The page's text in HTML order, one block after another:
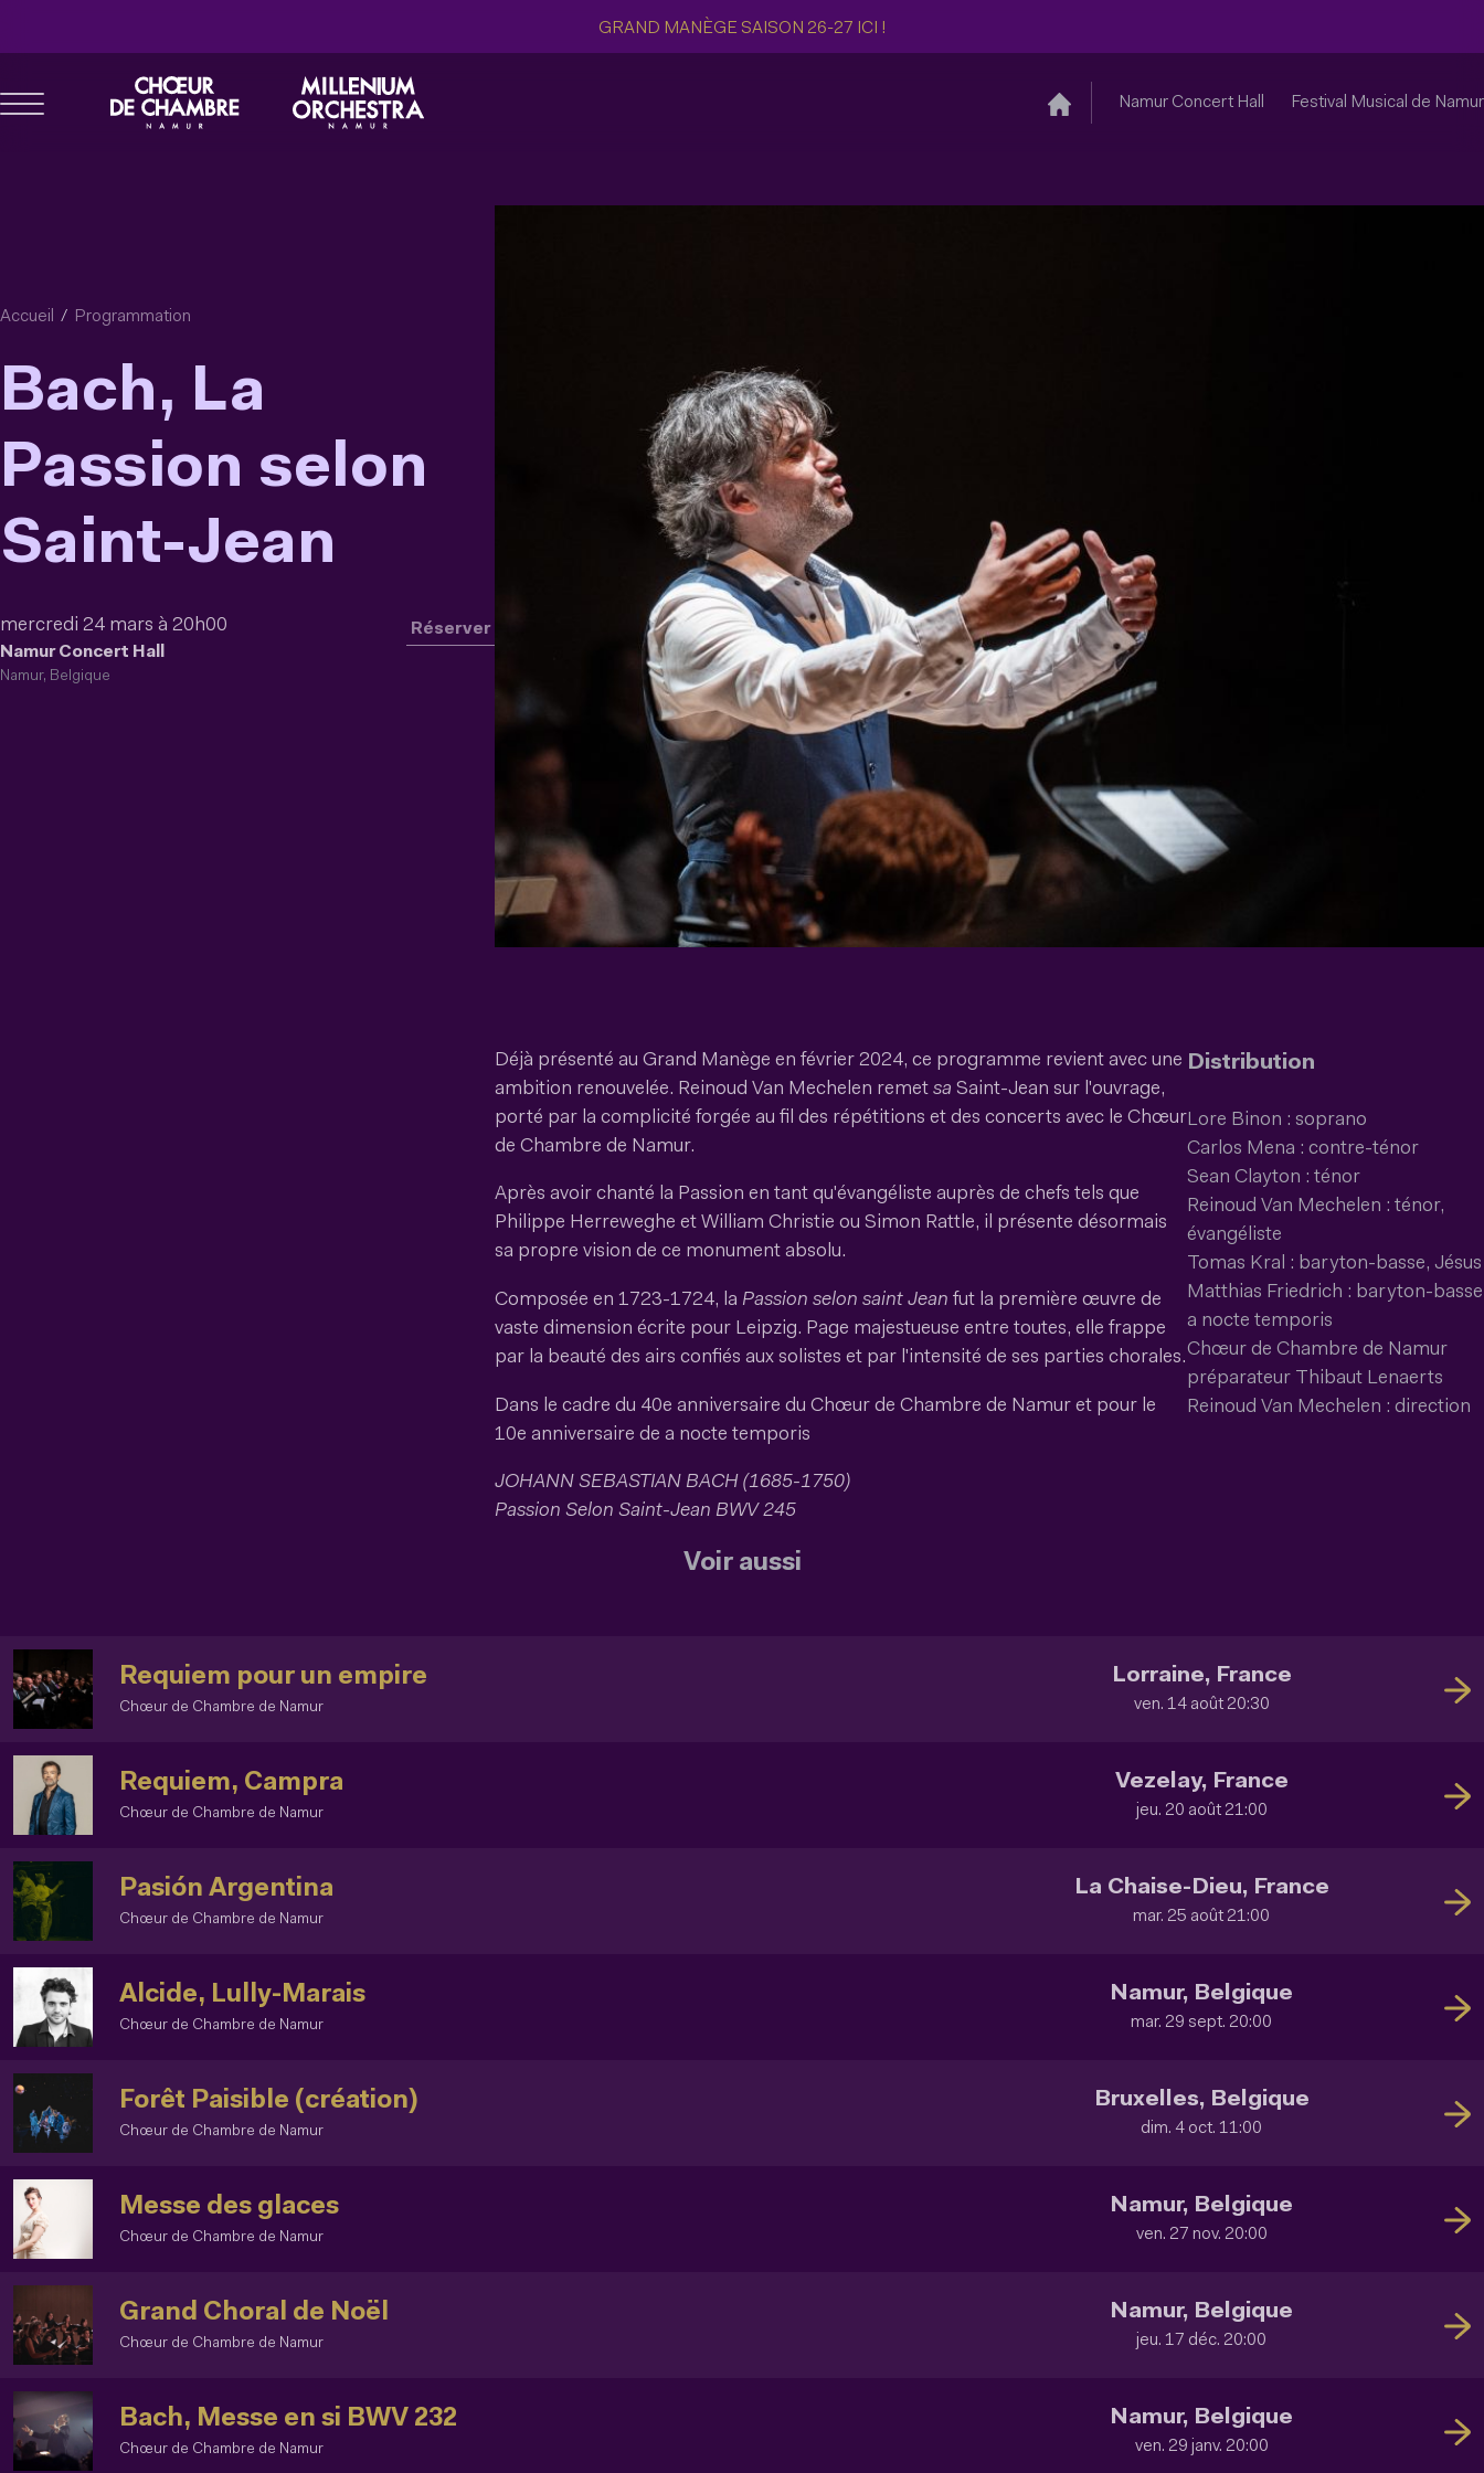
principal
GRAND MANÈGE SAISON 26-27 ICI !
Namur Concert Hall Festival Musical de Namur
Accueil Programmation
Bach, La
Passion selon
Saint-Jean
mercredi 24 mars à 20h00
Namur Concert Hall
Namur, Belgique
Réserver
Déjà présenté au Grand Manège en février 2024, ce programme revient avec une
ambition renouvelée. Reinoud Van Mechelen remet sa Saint-Jean sur l'ouvrage,
porté par la complicité forgée au fil des répétitions et des concerts avec le Chœur
de Chambre de Namur.
Après avoir chanté la Passion en tant qu'évangéliste auprès de chefs tels que
Philippe Herreweghe et William Christie ou Simon Rattle, il présente désormais
sa propre vision de ce monument absolu.
Composée en 1723-1724, la Passion selon saint Jean fut la première œuvre de
vaste dimension écrite pour Leipzig. Page majestueuse entre toutes, elle frappe
par la beauté des airs confiés aux solistes et par l'intensité de ses parties chorales.
Dans le cadre du 40e anniversaire du Chœur de Chambre de Namur et pour le
10e anniversaire de a nocte temporis
JOHANN SEBASTIAN BACH (1685-1750)
Passion Selon Saint-Jean BWV 245
Distribution
Lore Binon : soprano
Carlos Mena : contre-ténor
Sean Clayton : ténor
Reinoud Van Mechelen : ténor,
évangéliste
Tomas Kral : baryton-basse, Jésus
Matthias Friedrich : baryton-basse
a nocte temporis
Chœur de Chambre de Namur
préparateur Thibaut Lenaerts
Reinoud Van Mechelen : direction
Voir aussi
Chœur de Chambre de Namur
Requiem pour un empire Lorraine, France
ven. 14 août 20:30
Chœur de Chambre de Namur
Requiem, Campra Vezelay, France
jeu. 20 août 21:00
Chœur de Chambre de Namur
Pasión Argentina La Chaise-Dieu, France
mar. 25 août 21:00
Chœur de Chambre de Namur
Alcide, Lully-Marais Namur, Belgique
mar. 29 sept. 20:00
Chœur de Chambre de Namur
Forêt Paisible (création) Bruxelles, Belgique
dim. 4 oct. 11:00
Chœur de Chambre de Namur
Messe des glaces Namur, Belgique
ven. 27 nov. 20:00
Chœur de Chambre de Namur
Grand Choral de Noël Namur, Belgique
jeu. 17 déc. 20:00
Chœur de Chambre de Namur
Bach, Messe en si BWV 232 Namur, Belgique
ven. 29 janv. 20:00